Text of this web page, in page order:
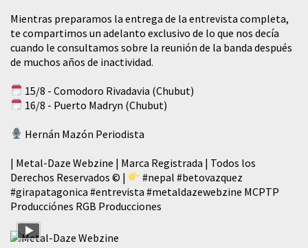
Mientras preparamos la entrega de la entrevista completa,
te compartimos un adelanto exclusivo de lo que nos decía
cuando le consultamos sobre la reunión de la banda después
de muchos años de inactividad.
15/8 - Comodoro Rivadavia (Chubut)
16/8 - Puerto Madryn (Chubut)
Hernán Mazón Periodista
| Metal-Daze Webzine | Marca Registrada | Todos los
Derechos Reservados © |
#nepal #betovazquez
#girapatagonica #entrevista #metaldazewebzine MCPTP
Producciónes RGB Producciones